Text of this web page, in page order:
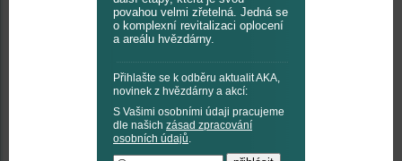
povahou velmi zřetelná. Jedná se
o komplexní revitalizaci oplocení
a areálu hvězdárny.
Přihlašte se k odběru aktualit AKA,
novinek z hvězdárny a akcí:
S Vašimi osobními údaji pracujeme
dle našich zásad zpracování
osobních údajů.